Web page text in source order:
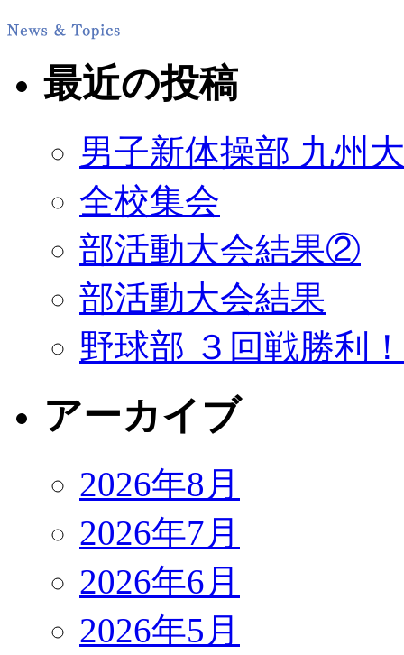
最近の投稿
男子新体操部 九州
全校集会
部活動大会結果②
部活動大会結果
野球部 ３回戦勝利！
アーカイブ
2026年8月
2026年7月
2026年6月
2026年5月